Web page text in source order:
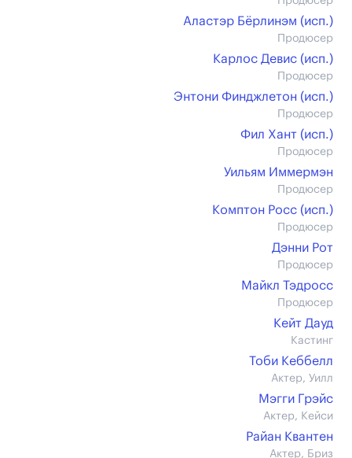
Аластэр Бёрлинэм (иcп.)
Продюсер
Карлос Девис (иcп.)
Продюсер
Энтони Финджлетон (иcп.)
Продюсер
Фил Хант (иcп.)
Продюсер
Уильям Иммермэн
Продюсер
Комптон Росс (иcп.)
Продюсер
Дэнни Рот
Продюсер
Майкл Тэдросс
Продюсер
Кейт Дауд
Кастинг
Тоби Кеббелл
Актер, Уилл
Мэгги Грэйс
Актер, Кейси
Райан Квантен
Актер, Бриз